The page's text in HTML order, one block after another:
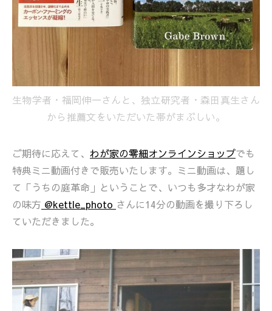
生物学者・福岡伸一さんと、独立研究者・森田真生さん
から推薦文をいただいた帯がまぶしい。
ご期待に応えて、 わが家の零細オンラインショップでも
特典ミニ動画付きで販売いたします。ミニ動画は、題し
て「うちの庭革命」ということで、いつも多才なわが家
の味方 @kettle_photo さんに14分の動画を撮り下ろし
ていただきました。